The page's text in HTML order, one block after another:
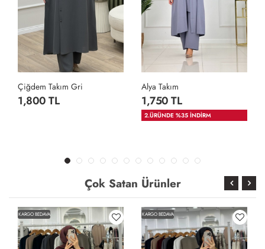
Çiğdem Takım Gri
1,800 TL
Alya Takım
1,750 TL
2.ÜRÜNDE %35 İNDİRM
Çok Satan Ürünler
KARGO BEDAVA KARGO BEDAVA